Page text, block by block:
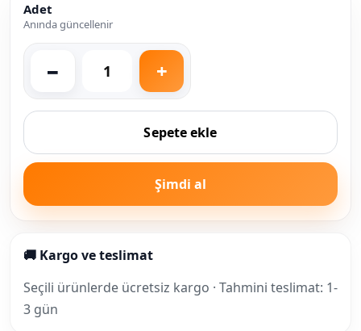
Adet
Anında güncellenir
Sepete ekle
Şimdi al
🚚 Kargo ve teslimat
Seçili ürünlerde ücretsiz kargo · Tahmini teslimat: 1-
3 gün